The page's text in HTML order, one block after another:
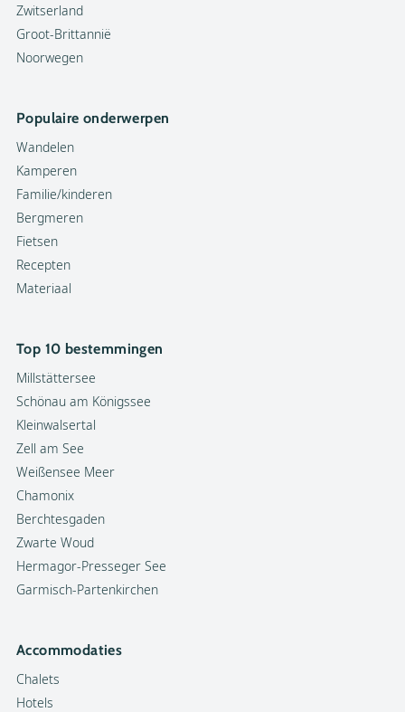
Zwitserland
Groot-Brittannië
Noorwegen
Populaire onderwerpen
Wandelen
Kamperen
Familie/kinderen
Bergmeren
Fietsen
Recepten
Materiaal
Top 10 bestemmingen
Millstättersee
Schönau am Königssee
Kleinwalsertal
Zell am See
Weißensee Meer
Chamonix
Berchtesgaden
Zwarte Woud
Hermagor-Presseger See
Garmisch-Partenkirchen
Accommodaties
Chalets
Hotels